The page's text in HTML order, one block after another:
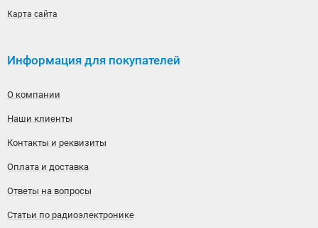
Карта сайта
Информация для покупателей
О компании
Наши клиенты
Контакты и реквизиты
Оплата и доставка
Ответы на вопросы
Статьи по радиоэлектронике